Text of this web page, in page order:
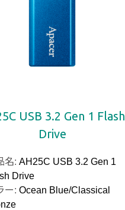
USB 3.2 Gen 1 Flash
Drive
名: AH25C USB 3.2 Gen 1
Drive
ー: Ocean Blue/Classical